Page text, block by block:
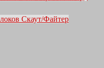
Скаут/Файтер